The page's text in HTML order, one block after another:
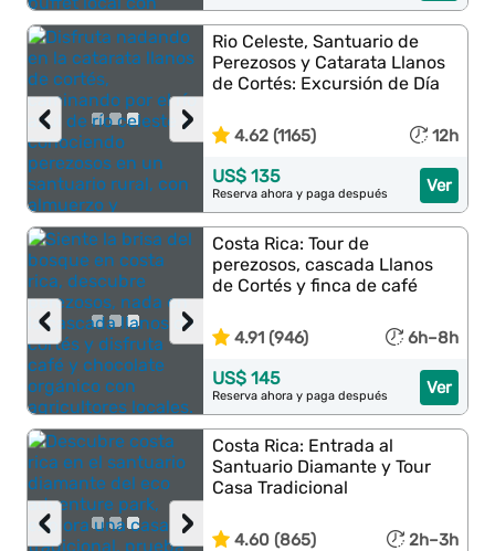
›
‹
Rio Celeste, Santuario de
Perezosos y Catarata Llanos
de Cortés: Excursión de Día
4.62 (1165) 12h
Ver
US$ 135
Reserva ahora y paga después
›
‹
Costa Rica: Tour de
perezosos, cascada Llanos
de Cortés y finca de café
4.91 (946) 6h–8h
Ver
US$ 145
Reserva ahora y paga después
›
‹
Costa Rica: Entrada al
Santuario Diamante y Tour
Casa Tradicional
4.60 (865) 2h–3h